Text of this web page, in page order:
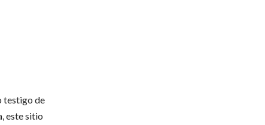
testigo de
este sitio